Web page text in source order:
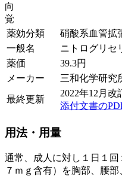
向
覚
薬効分類
硝酸系血管拡
一般名
ニトログリセ
薬価
39.3円
メーカー
三和化学研究
最終更新
2022年12月改
添付文書の
用法・用量
通常、成人に対し１日１
７ｍｇ含有）を胸部、腰